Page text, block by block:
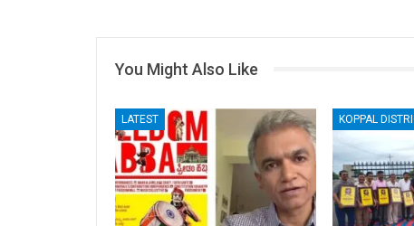
You Might Also Like
LATEST KOPPAL